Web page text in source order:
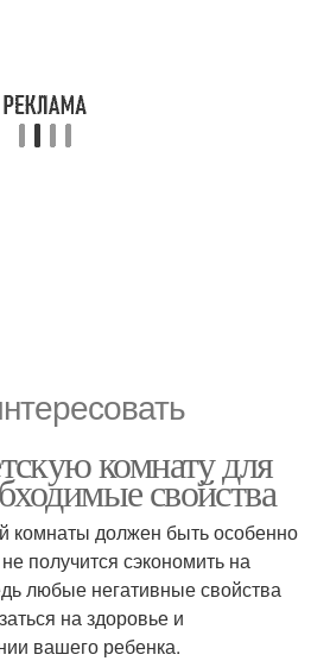
комнату для
свойства
комнаты должен быть особенно
получится сэкономить на
любые негативные свойства
на здоровье и
вашего ребенка.